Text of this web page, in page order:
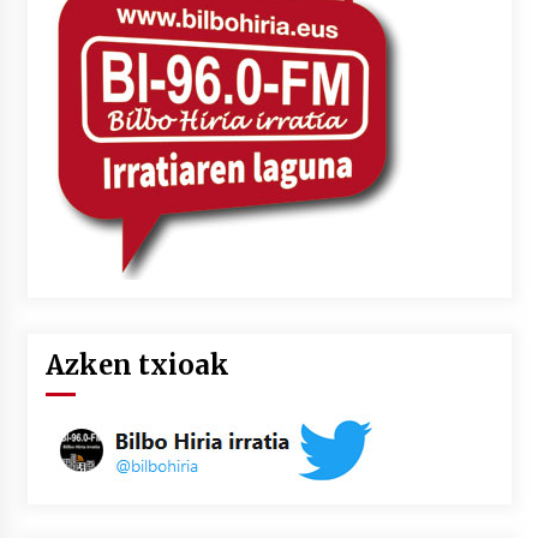
Azken txioak